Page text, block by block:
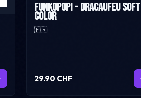
FunkoPop! - Dracaufeu soft
color
🇫🇷
29.90 CHF